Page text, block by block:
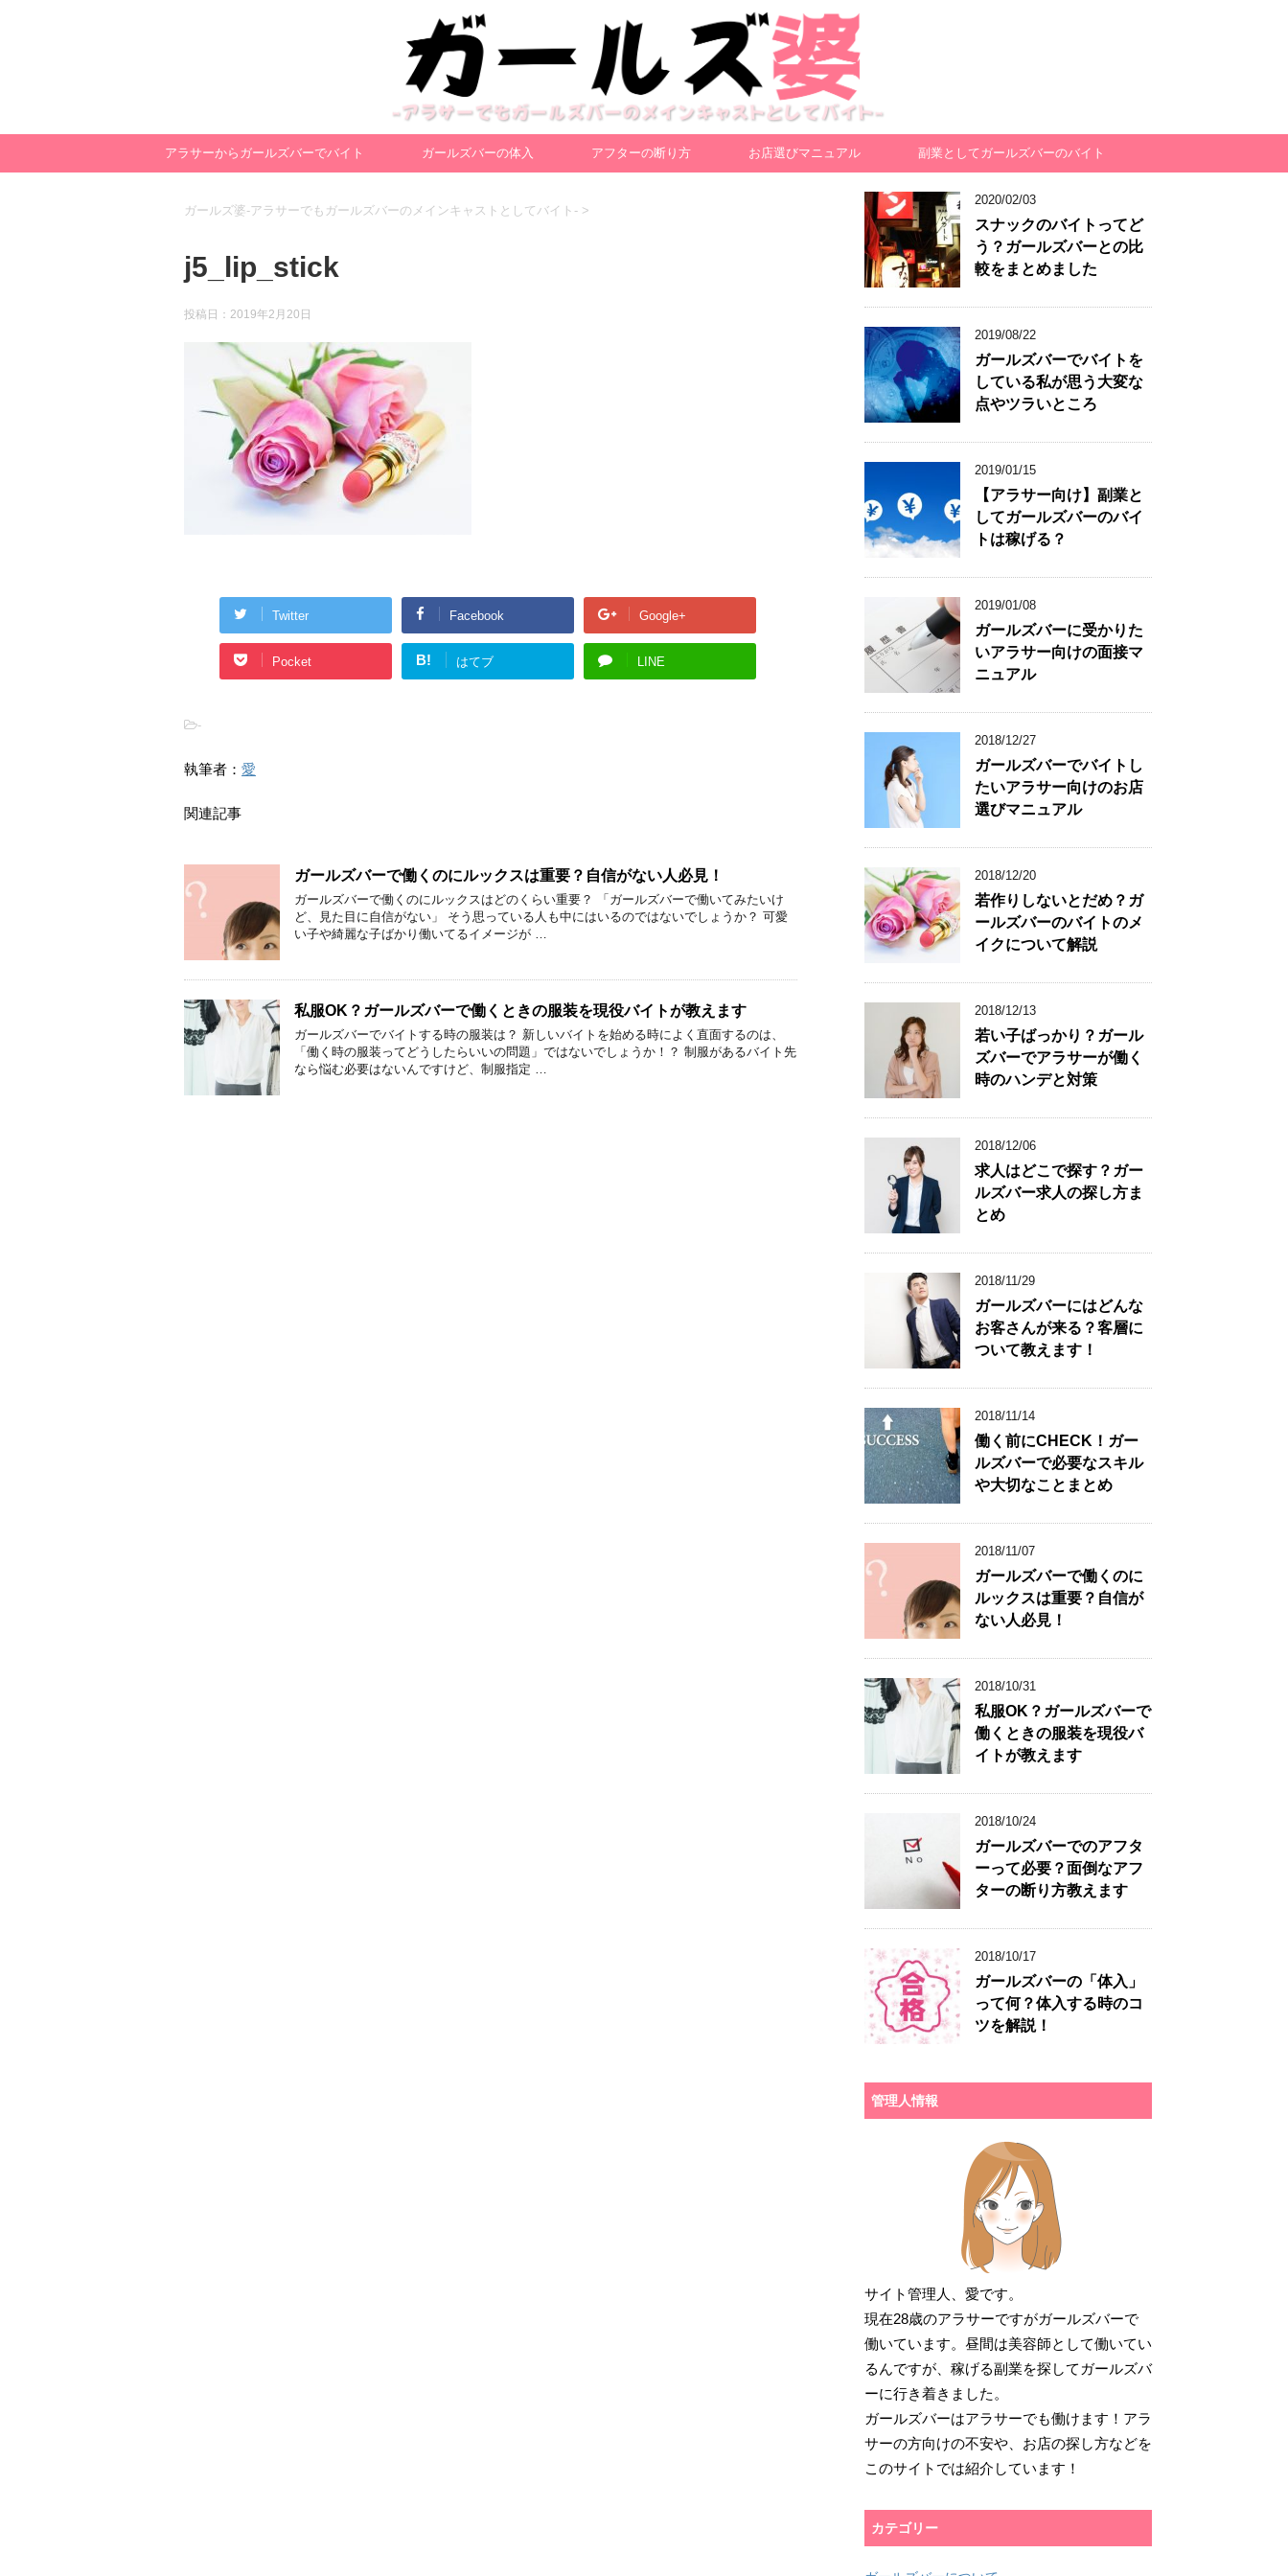
アラサーからガールズバーでバイト ガールズバーの体入 アフターの断り方 お店選びマニュアル 副業としてガールズバーのバイト
ガールズ婆-アラサーでもガールズバーのメインキャストとしてバイト- >
j5_lip_stick
投稿日： 2019年2月20日
Twitter Facebook Google+
Pocket B! はてブ LINE
-
執筆者： 愛
関連記事
ガールズバーで働くのにルックスは重要？自信がない人必見！
ガールズバーで働くのにルックスはどのくらい重要？ 「ガールズバーで働いてみたいけ
ど、見た目に自信がない」 そう思っている人も中にはいるのではないでしょうか？ 可愛
い子や綺麗な子ばかり働いてるイメージが …
私服OK？ガールズバーで働くときの服装を現役バイトが教えます
ガールズバーでバイトする時の服装は？ 新しいバイトを始める時によく直面するのは、
「働く時の服装ってどうしたらいいの問題」ではないでしょうか！？ 制服があるバイト先
なら悩む必要はないんですけど、制服指定 …
2020/02/03
スナックのバイトってど
う？ガールズバーとの比
較をまとめました
2019/08/22
ガールズバーでバイトを
している私が思う大変な
点やツラいところ
2019/01/15
【アラサー向け】副業と
してガールズバーのバイ
トは稼げる？
2019/01/08
ガールズバーに受かりた
いアラサー向けの面接マ
ニュアル
2018/12/27
ガールズバーでバイトし
たいアラサー向けのお店
選びマニュアル
2018/12/20
若作りしないとだめ？ガ
ールズバーのバイトのメ
イクについて解説
2018/12/13
若い子ばっかり？ガール
ズバーでアラサーが働く
時のハンデと対策
2018/12/06
求人はどこで探す？ガー
ルズバー求人の探し方ま
とめ
2018/11/29
ガールズバーにはどんな
お客さんが来る？客層に
ついて教えます！
2018/11/14
働く前にCHECK！ガー
ルズバーで必要なスキル
や大切なことまとめ
2018/11/07
ガールズバーで働くのに
ルックスは重要？自信が
ない人必見！
2018/10/31
私服OK？ガールズバーで
働くときの服装を現役バ
イトが教えます
2018/10/24
ガールズバーでのアフタ
ーって必要？面倒なアフ
ターの断り方教えます
2018/10/17
ガールズバーの「体入」
って何？体入する時のコ
ツを解説！
管理人情報
サイト管理人、愛です。
現在28歳のアラサーですがガールズバーで
働いています。昼間は美容師として働いてい
るんですが、稼げる副業を探してガールズバ
ーに行き着きました。
ガールズバーはアラサーでも働けます！アラ
サーの方向けの不安や、お店の探し方などを
このサイトでは紹介しています！
カテゴリー